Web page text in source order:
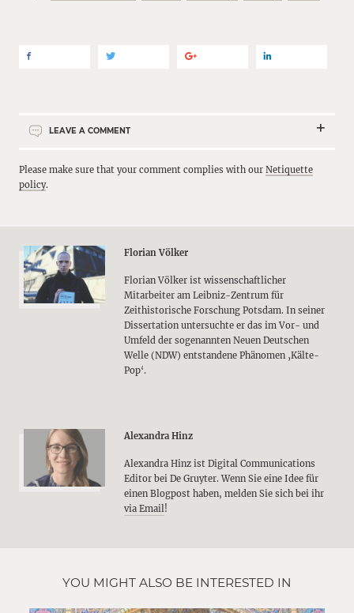
LEAVE A COMMENT
Please make sure that your comment complies with our Netiquette
policy.
Florian Völker
Florian Völker ist wissenschaftlicher
Mitarbeiter am Leibniz-Zentrum für
Zeithistorische Forschung Potsdam. In seiner
Dissertation untersuchte er das im Vor- und
Umfeld der sogenannten Neuen Deutschen
Welle (NDW) entstandene Phänomen ‚Kälte-
Pop‘.
Alexandra Hinz
Alexandra Hinz ist Digital Communications
Editor bei De Gruyter. Wenn Sie eine Idee für
einen Blogpost haben, melden Sie sich bei ihr
via Email!
YOU MIGHT ALSO BE INTERESTED IN